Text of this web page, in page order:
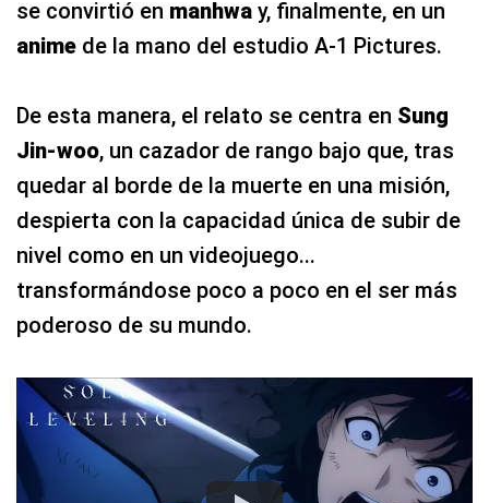
se convirtió en manhwa y, finalmente, en un
anime de la mano del estudio A-1 Pictures.
De esta manera, el relato se centra en Sung
Jin-woo, un cazador de rango bajo que, tras
quedar al borde de la muerte en una misión,
despierta con la capacidad única de subir de
nivel como en un videojuego...
transformándose poco a poco en el ser más
poderoso de su mundo.